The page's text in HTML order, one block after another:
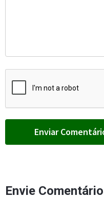
Envie